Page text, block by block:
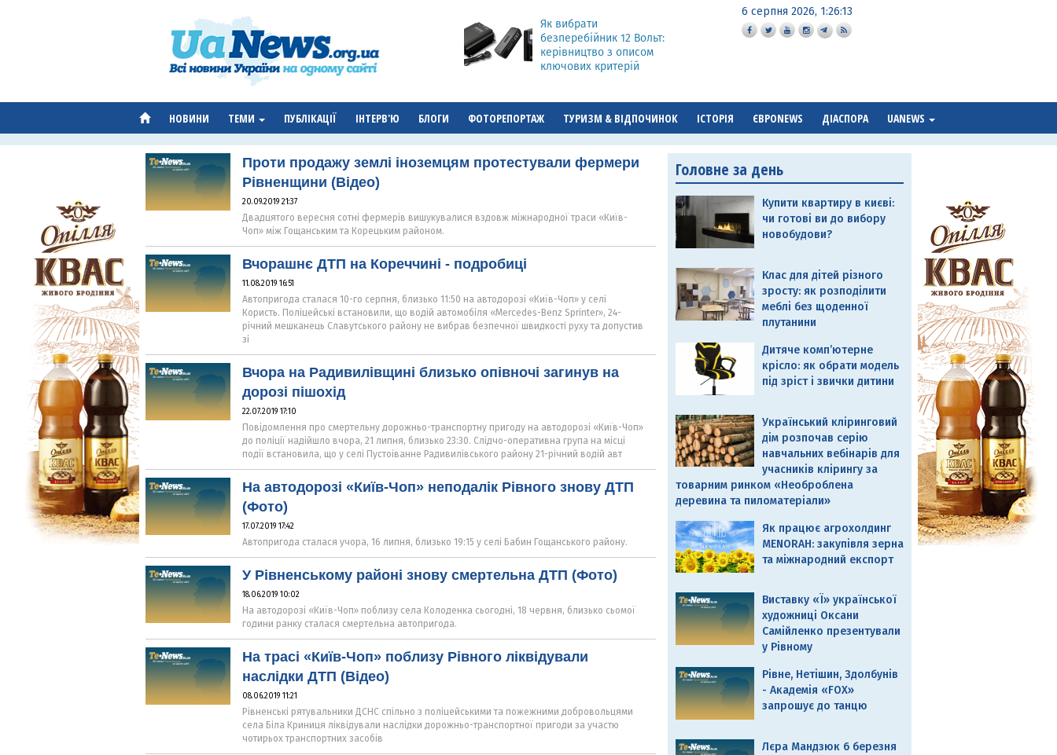
Як вибрати
безперебійник 12 Вольт:
керівництво з описом
ключових критерій
6 серпня 2026, 1:26:14
НОВИНИ ТЕМИ ПУБЛІКАЦІЇ ІНТЕРВ'Ю БЛОГИ ФОТОРЕПОРТАЖ ТУРИЗМ & ВІДПОЧИНОК ІСТОРІЯ ЄВРОNEWS ДІАСПОРА UANEWS
Проти продажу землі іноземцям протестували фермери
Рівненщини (Відео)
20.09.2019 21:37
Двадцятого вересня сотні фермерів вишукувалися вздовж міжнародної траси «Київ-
Чоп» між Гощанським та Корецьким районом.
Вчорашнє ДТП на Кореччині - подробиці
11.08.2019 16:51
Автопригода сталася 10-го серпня, близько 11:50 на автодорозі «Київ-Чоп» у селі
Користь. Поліцейські встановили, що водій автомобіля «Mercedes-Benz Sprinter», 24-
річний мешканець Славутського району не вибрав безпечної швидкості руху та допустив
зі
Вчора на Радивилівщині близько опівночі загинув на
дорозі пішохід
22.07.2019 17:10
Повідомлення про смертельну дорожньо-транспортну пригоду на автодорозі «Київ-Чоп»
до поліції надійшло вчора, 21 липня, близько 23:30. Слідчо-оперативна група на місці
події встановила, що у селі Пустоіванне Радивилівського району 21-річний водій авт
На автодорозі «Київ-Чоп» неподалік Рівного знову ДТП
(Фото)
17.07.2019 17:42
Автопригода сталася учора, 16 липня, близько 19:15 у селі Бабин Гощанського району.
У Рівненському районі знову смертельна ДТП (Фото)
18.06.2019 10:02
На автодорозі «Київ-Чоп» поблизу села Колоденка сьогодні, 18 червня, близько сьомої
години ранку сталася смертельна автопригода.
На трасі «Київ-Чоп» поблизу Рівного ліквідували
наслідки ДТП (Відео)
08.06.2019 11:21
Рівненські рятувальники ДСНС спільно з поліцейськими та пожежними добровольцями
села Біла Криниця ліквідували наслідки дорожньо-транспортної пригоди за участю
чотирьох транспортних засобів
Головне за день
Купити квартиру в києві:
чи готові ви до вибору
новобудови?
Клас для дітей різного
зросту: як розподілити
меблі без щоденної
плутанини
Дитяче комп’ютерне
крісло: як обрати модель
під зріст і звички дитини
Український кліринговий
дім розпочав серію
навчальних вебінарів для
учасників клірингу за
товарним ринком «Необроблена
деревина та пиломатеріали»
Як працює агрохолдинг
MENORAH: закупівля зерна
та міжнародний експорт
Виставку «Ї» української
художниці Оксани
Самійленко презентували
у Рівному
Рівне, Нетішин, Здолбунів
- Академія «FOX»
запрошує до танцю
Лєра Мандзюк 6 березня